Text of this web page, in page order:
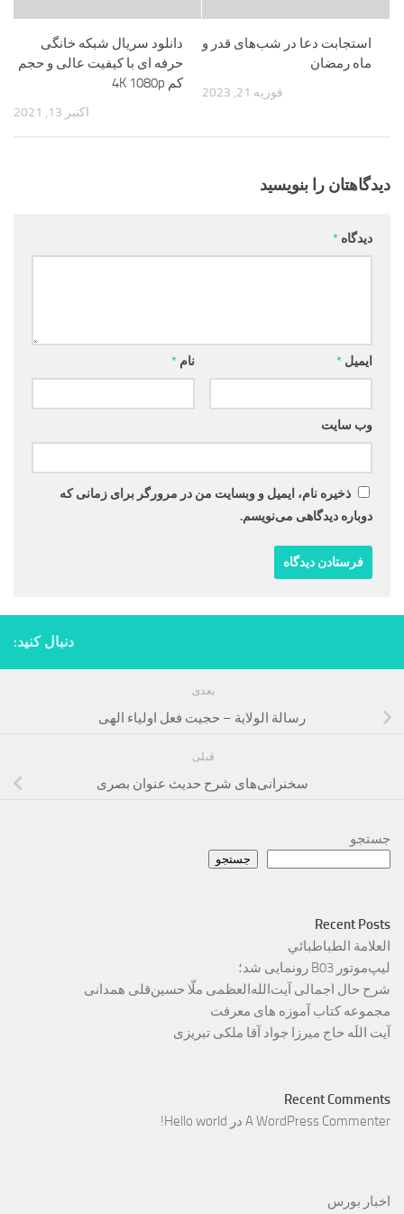
دانلود سریال شبکه خانگی
حرفه ای با کیفیت عالی و حجم
کم 4K 1080p
اکتبر 13, 2021
استجابت دعا در شب‌های قدر و
ماه رمضان
فوریه 21, 2023
دیدگاهتان را بنویسید
دیدگاه *
نام * ایمیل *
وب‌ سایت
ذخیره نام، ایمیل و وبسایت من در مرورگر برای زمانی که
دوباره دیدگاهی می‌نویسم.
دنبال کنید:
بعدی
رسالة الولایة – حجیت فعل اولیاء الهی
قبلی
سخنرانی‌های شرح حدیث عنوان بصری
جستجو
جستجو
Recent Posts
العلامة الطباطبائي
لیپ‌موتور B03 رونمایی شد؛
شرح حال اجمالی آیت‌الله‌العظمی ملّا حسین‌قلی همدانی
مجموعه کتاب آموزه های معرفت
آیت اللَه حاج میرزا جواد آقا ملکی تبریزی
Recent Comments
A WordPress Commenter در Hello world!
اخبار بورس